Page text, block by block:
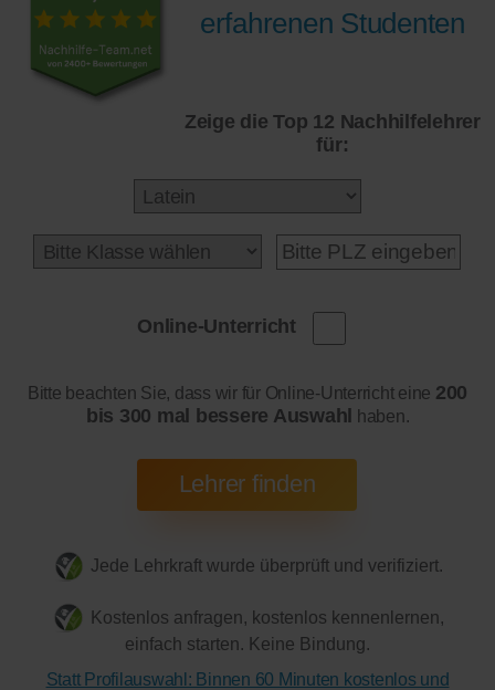
erfahrenen Studenten
Zeige die Top 12 Nachhilfelehrer
für:
Online-Unterricht
Bitte beachten Sie, dass wir für Online-Unterricht eine 200
bis 300 mal bessere Auswahl haben.
Jede Lehrkraft wurde überprüft und verifiziert.
Kostenlos anfragen, kostenlos kennenlernen,
einfach starten. Keine Bindung.
Statt Profilauswahl: Binnen 60 Minuten kostenlos und